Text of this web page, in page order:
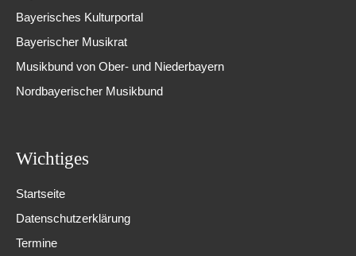
Bayerisches Kulturportal
Bayerischer Musikrat
Musikbund von Ober- und Niederbayern
Nordbayerischer Musikbund
Wichtiges
Startseite
Datenschutzerklärung
Termine